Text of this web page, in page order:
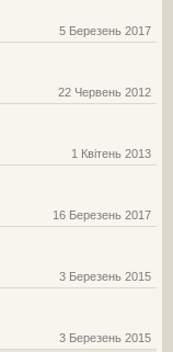
5 Березень 2017
22 Червень 2012
1 Квітень 2013
16 Березень 2017
3 Березень 2015
3 Березень 2015